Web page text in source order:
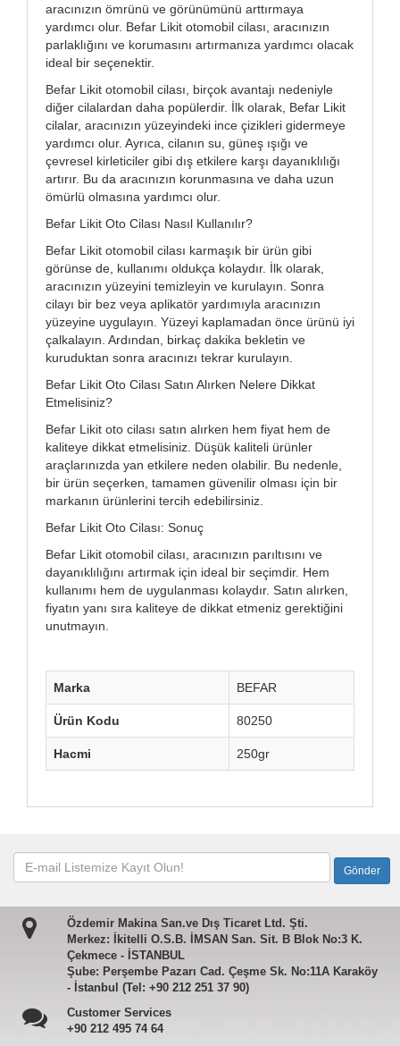
aracınızın ömrünü ve görünümünü arttırmaya
yardımcı olur. Befar Likit otomobil cilası, aracınızın
parlaklığını ve korumasını artırmanıza yardımcı olacak
ideal bir seçenektir.
Befar Likit otomobil cilası, birçok avantajı nedeniyle
diğer cilalardan daha popülerdir. İlk olarak, Befar Likit
cilalar, aracınızın yüzeyindeki ince çizikleri gidermeye
yardımcı olur. Ayrıca, cilanın su, güneş ışığı ve
çevresel kirleticiler gibi dış etkilere karşı dayanıklılığı
artırır. Bu da aracınızın korunmasına ve daha uzun
ömürlü olmasına yardımcı olur.
Befar Likit Oto Cilası Nasıl Kullanılır?
Befar Likit otomobil cilası karmaşık bir ürün gibi
görünse de, kullanımı oldukça kolaydır. İlk olarak,
aracınızın yüzeyini temizleyin ve kurulayın. Sonra
cilayı bir bez veya aplikatör yardımıyla aracınızın
yüzeyine uygulayın. Yüzeyi kaplamadan önce ürünü iyi
çalkalayın. Ardından, birkaç dakika bekletin ve
kuruduktan sonra aracınızı tekrar kurulayın.
Befar Likit Oto Cilası Satın Alırken Nelere Dikkat
Etmelisiniz?
Befar Likit oto cilası satın alırken hem fiyat hem de
kaliteye dikkat etmelisiniz. Düşük kaliteli ürünler
araçlarınızda yan etkilere neden olabilir. Bu nedenle,
bir ürün seçerken, tamamen güvenilir olması için bir
markanın ürünlerini tercih edebilirsiniz.
Befar Likit Oto Cilası: Sonuç
Befar Likit otomobil cilası, aracınızın parıltısını ve
dayanıklılığını artırmak için ideal bir seçimdir. Hem
kullanımı hem de uygulanması kolaydır. Satın alırken,
fiyatın yanı sıra kaliteye de dikkat etmeniz gerektiğini
unutmayın.
Marka BEFAR
Ürün Kodu 80250
Hacmi 250gr
Özdemir Makina San.ve Dış Ticaret Ltd. Şti.
Merkez: İkitelli O.S.B. İMSAN San. Sit. B Blok No:3 K.
Çekmece - İSTANBUL
Şube: Perşembe Pazarı Cad. Çeşme Sk. No:11A Karaköy
- İstanbul (Tel: +90 212 251 37 90)
Customer Services
+90 212 495 74 64